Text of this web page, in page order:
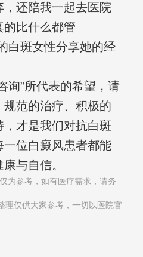
，还陪我一起去医院
的比什么都管
斑女性分享她的经
询”所代表的希望，请
范的治疗、积极的
才是我们对抗白斑
位白癜风患者都能
与自信。
为参考，如有医疗需求，请务
理仅供大家参考，一切以医院官